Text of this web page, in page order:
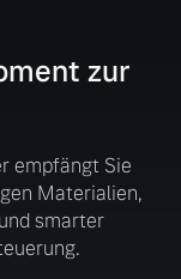
zur
empfängt Sie
Materialien,
smarter